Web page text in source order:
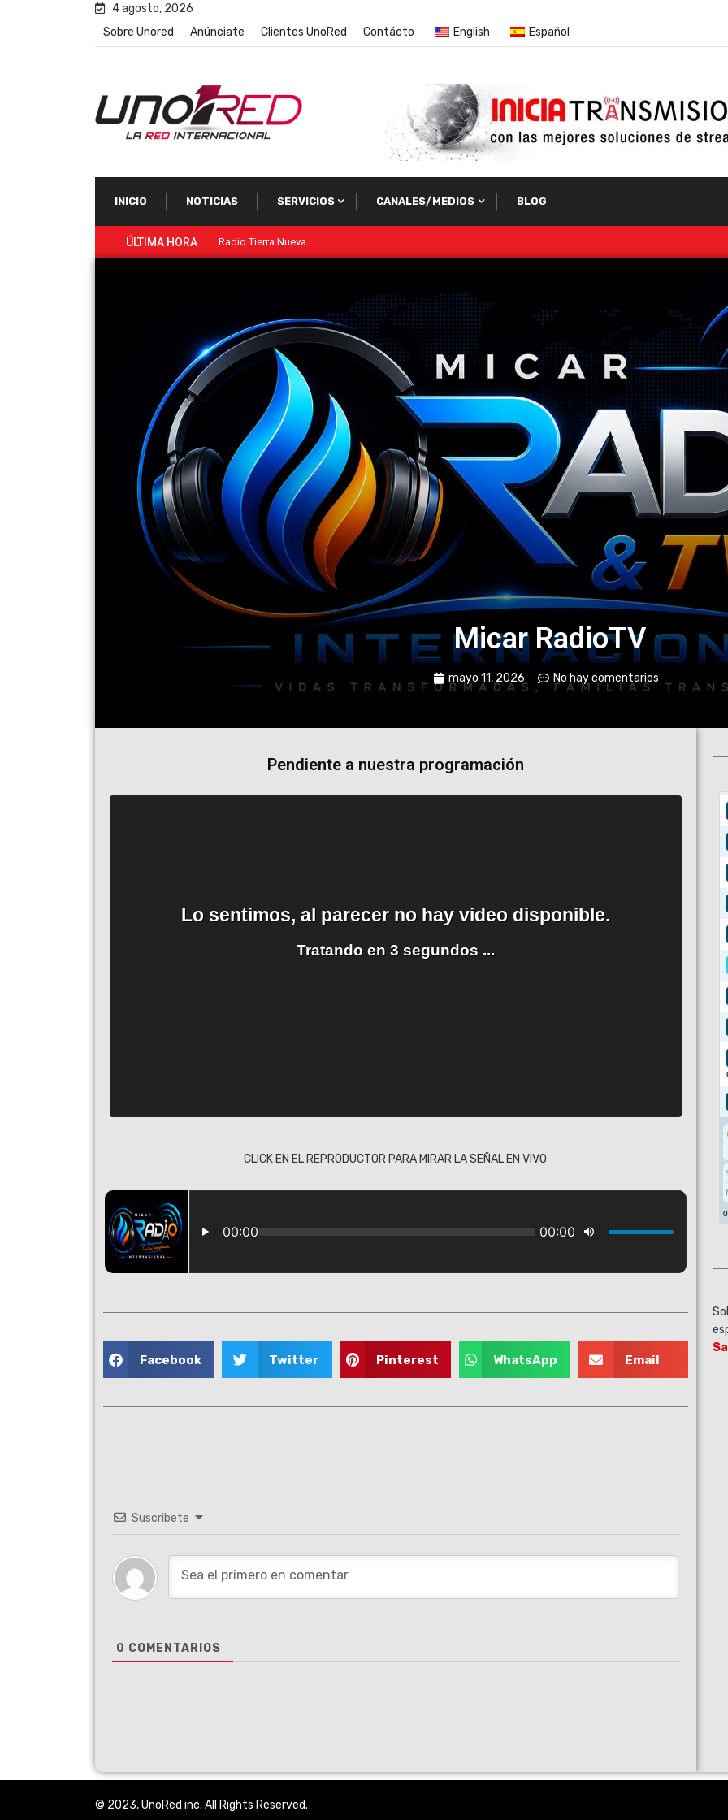
4 agosto, 2026
Sobre Unored
Anúnciate Clientes UnoRed Contácto English Español
INICIO NOTICIAS SERVICIOS CANALES/MEDIOS BLOG
ÚLTIMA HORA
Micar RadioTV
mayo 11, 2026 No hay comentarios
Pendiente a nuestra programación
CLICK EN EL REPRODUCTOR PARA MIRAR LA SEÑAL EN VIVO
Facebook Twitter Pinterest WhatsApp Email
Suscribete
0 COMENTARIOS
© 2023, UnoRed inc. All Rights Reserved.